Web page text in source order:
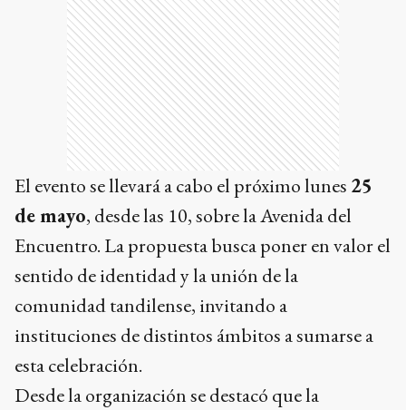
El evento se llevará a cabo el próximo lunes 25
de mayo, desde las 10, sobre la Avenida del
Encuentro. La propuesta busca poner en valor el
sentido de identidad y la unión de la
comunidad tandilense, invitando a
instituciones de distintos ámbitos a sumarse a
esta celebración.
Desde la organización se destacó que la